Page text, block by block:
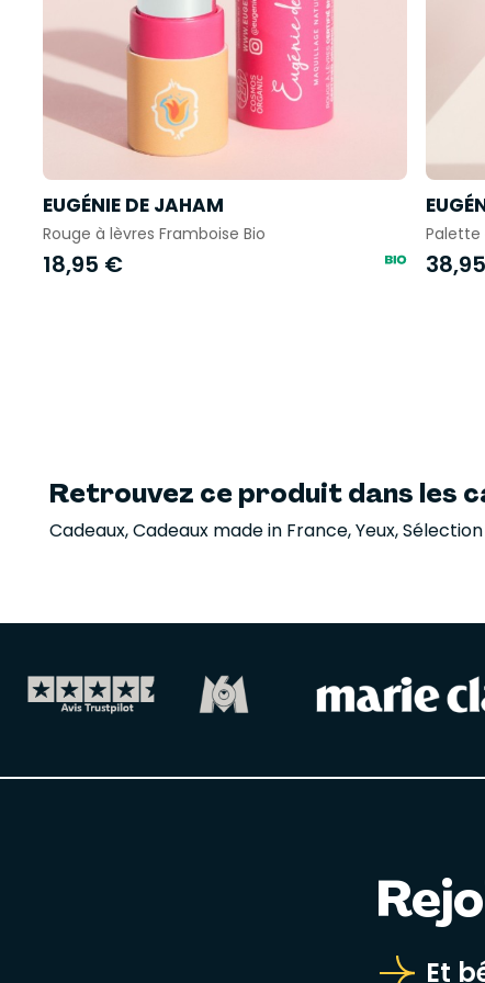
EUGÉNIE DE JAHAM
Rouge à lèvres Framboise Bio
18,95 €
Palette
Retrouvez ce produit dans les
Cadeaux,Cadeaux made in France,Yeux,
Et